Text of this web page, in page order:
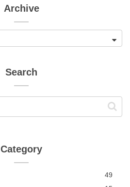
Archive
Search
Category
49